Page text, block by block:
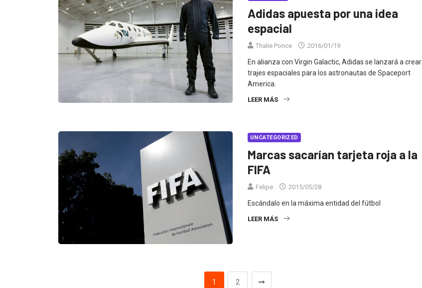
Adidas apuesta por una idea
espacial
Thalie Ponce 2016/01/19
En alianza con Virgin Galactic, Adidas se lanzará a crear
trajes espaciales para los astronautas de Spaceport
America.
LEER MÁS
UNCATEGORIZED
Marcas sacarían tarjeta roja a la
FIFA
Felipe 2015/05/28
Escándalo en la máxima entidad del fútbol
LEER MÁS
1 2